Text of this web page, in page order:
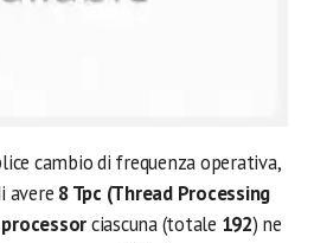
cambio di frequenza operativa,
avere 8 Tpc (Thread Processing
ciascuna (totale 192) ne